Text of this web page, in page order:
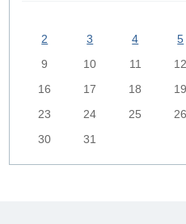
2
3 4 5
9
10 11 12
16
17 18 19
23
24 25 26
30
31